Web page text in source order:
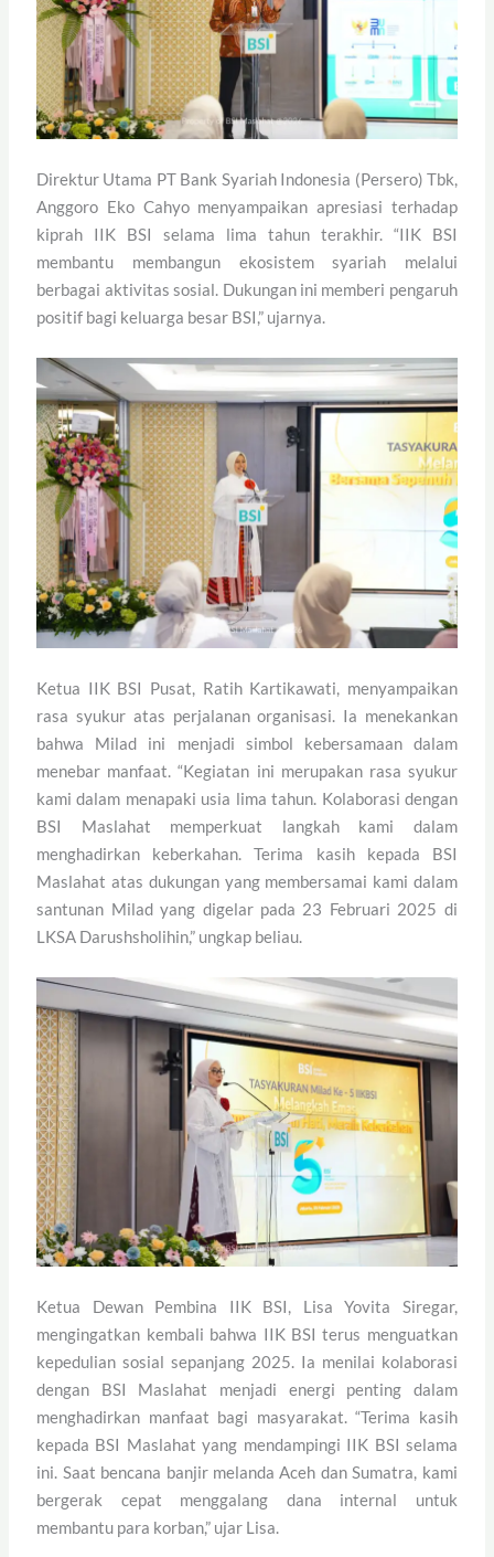
Direktur Utama PT Bank Syariah Indonesia (Persero) Tbk,
Anggoro Eko Cahyo menyampaikan apresiasi terhadap
kiprah IIK BSI selama lima tahun terakhir. “IIK BSI
membantu membangun ekosistem syariah melalui
berbagai aktivitas sosial. Dukungan ini memberi pengaruh
positif bagi keluarga besar BSI,” ujarnya.
Ketua IIK BSI Pusat, Ratih Kartikawati, menyampaikan
rasa syukur atas perjalanan organisasi. Ia menekankan
bahwa Milad ini menjadi simbol kebersamaan dalam
menebar manfaat. “Kegiatan ini merupakan rasa syukur
kami dalam menapaki usia lima tahun. Kolaborasi dengan
BSI Maslahat memperkuat langkah kami dalam
menghadirkan keberkahan. Terima kasih kepada BSI
Maslahat atas dukungan yang membersamai kami dalam
santunan Milad yang digelar pada 23 Februari 2025 di
LKSA Darushsholihin,” ungkap beliau.
Ketua Dewan Pembina IIK BSI, Lisa Yovita Siregar,
mengingatkan kembali bahwa IIK BSI terus menguatkan
kepedulian sosial sepanjang 2025. Ia menilai kolaborasi
dengan BSI Maslahat menjadi energi penting dalam
menghadirkan manfaat bagi masyarakat. “Terima kasih
kepada BSI Maslahat yang mendampingi IIK BSI selama
ini. Saat bencana banjir melanda Aceh dan Sumatra, kami
bergerak cepat menggalang dana internal untuk
membantu para korban,” ujar Lisa.